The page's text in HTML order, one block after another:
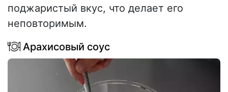
поджаристый вкус, что делает его
неповторимым.
Арахисовый соус